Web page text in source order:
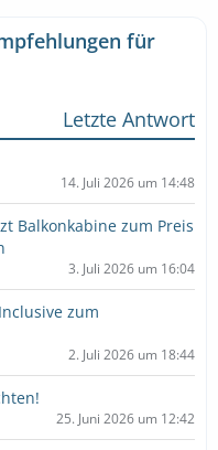
für
Letzte Antwort
14. Juli 2026 um 14:48
Balkonkabine zum Preis
3. Juli 2026 um 16:04
zum
2. Juli 2026 um 18:44
25. Juni 2026 um 12:42